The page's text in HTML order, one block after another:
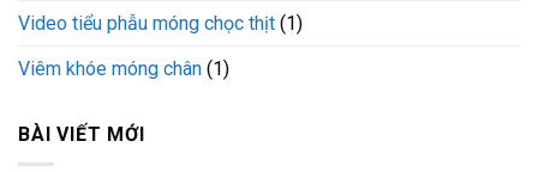
Video tiểu phẫu móng chọc thịt (1)
Viêm khóe móng chân (1)
BÀI VIẾT MỚI